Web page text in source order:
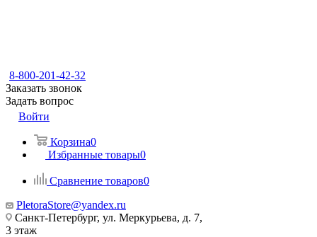
8-800-201-42-32
Заказать звонок
Задать вопрос
Войти
Корзина0
Избранные товары0
Сравнение товаров0
PletoraStore@yandex.ru
Санкт-Петербург, ул. Меркурьева, д. 7,
3 этаж